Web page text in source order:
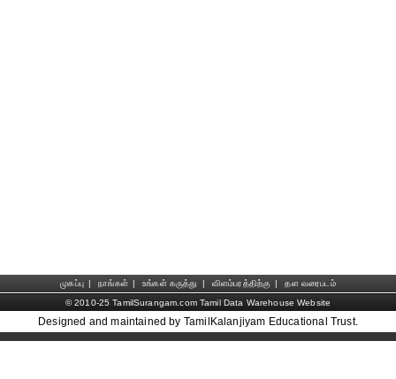
முகப்பு | நாங்கள் | உங்கள் கருத்து | விளம்பரத்திற்கு |
தள வரைபடம்
© 2010-25 TamilSurangam.com Tamil Data Warehouse Website
Designed and maintained by TamilKalanjiyam Educational Trust.